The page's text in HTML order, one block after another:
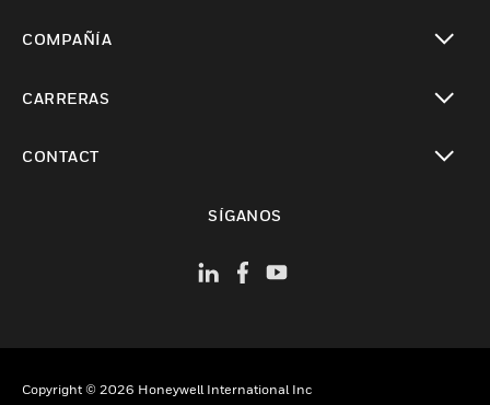
COMPAÑÍA
CARRERAS
CONTACT
SÍGANOS
Copyright © 2026 Honeywell International Inc